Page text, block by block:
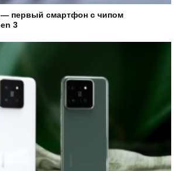
— первый смартфон с чипом
3